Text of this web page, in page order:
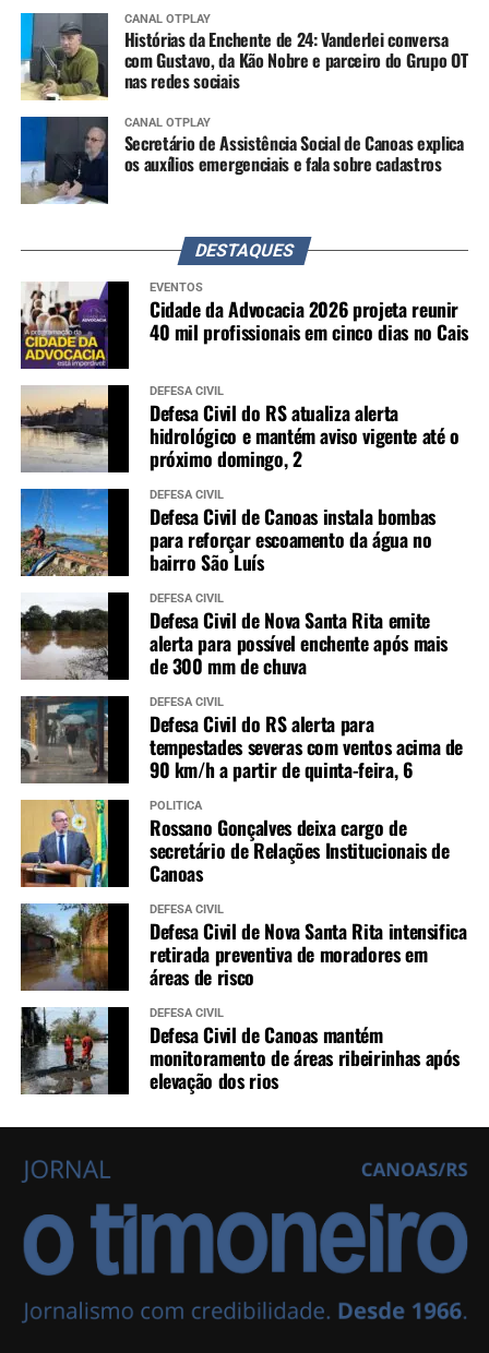
CANAL OTPLAY
Histórias da Enchente de 24: Vanderlei conversa
com Gustavo, da Kão Nobre e parceiro do Grupo OT
nas redes sociais
CANAL OTPLAY
Secretário de Assistência Social de Canoas explica
os auxílios emergenciais e fala sobre cadastros
DESTAQUES
EVENTOS
Cidade da Advocacia 2026 projeta reunir
40 mil profissionais em cinco dias no Cais
DEFESA CIVIL
Defesa Civil do RS atualiza alerta
hidrológico e mantém aviso vigente até o
próximo domingo, 2
DEFESA CIVIL
Defesa Civil de Canoas instala bombas
para reforçar escoamento da água no
bairro São Luís
DEFESA CIVIL
Defesa Civil de Nova Santa Rita emite
alerta para possível enchente após mais
de 300 mm de chuva
DEFESA CIVIL
Defesa Civil do RS alerta para
tempestades severas com ventos acima de
90 km/h a partir de quinta-feira, 6
POLÍTICA
Rossano Gonçalves deixa cargo de
secretário de Relações Institucionais de
Canoas
DEFESA CIVIL
Defesa Civil de Nova Santa Rita intensifica
retirada preventiva de moradores em
áreas de risco
DEFESA CIVIL
Defesa Civil de Canoas mantém
monitoramento de áreas ribeirinhas após
elevação dos rios